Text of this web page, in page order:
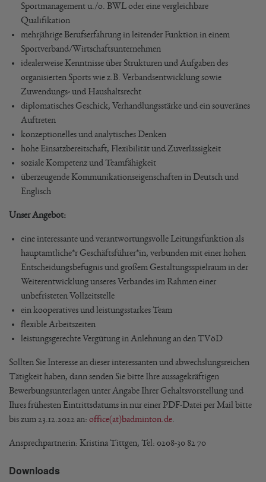
Sportmanagement u./o. BWL oder eine vergleichbare
Qualifikation
mehrjährige Berufserfahrung in leitender Funktion in einem
Sportverband/Wirtschaftsunternehmen
idealerweise Kenntnisse über Strukturen und Aufgaben des
organisierten Sports wie z.B. Verbandsentwicklung sowie
Zuwendungs- und Haushaltsrecht
diplomatisches Geschick, Verhandlungsstärke und ein souveränes
Auftreten
konzeptionelles und analytisches Denken
hohe Einsatzbereitschaft, Flexibilität und Zuverlässigkeit
soziale Kompetenz und Teamfähigkeit
überzeugende Kommunikationseigenschaften in Deutsch und
Englisch
Unser Angebot:
eine interessante und verantwortungsvolle Leitungsfunktion als
hauptamtliche*r Geschäftsführer*in, verbunden mit einer hohen
Entscheidungsbefugnis und großem Gestaltungsspielraum in der
Weiterentwicklung unseres Verbandes im Rahmen einer
unbefristeten Vollzeitstelle
ein kooperatives und leistungsstarkes Team
flexible Arbeitszeiten
leistungsgerechte Vergütung in Anlehnung an den TVöD
Sollten Sie Interesse an dieser interessanten und abwechslungsreichen
Tätigkeit haben, dann senden Sie bitte Ihre aussagekräftigen
Bewerbungsunterlagen unter Angabe Ihrer Gehaltsvorstellung und
Ihres frühesten Eintrittsdatums in nur einer PDF-Datei per Mail bitte
bis zum 23.12.2022 an: office(at)badminton.de
Ansprechpartnerin: Kristina Tittgen, Tel: 0208-30 82 70
Downloads